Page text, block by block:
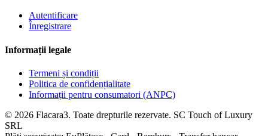
Autentificare
Înregistrare
Informații legale
Termeni și condiții
Politica de confidențialitate
Informații pentru consumatori (ANPC)
© 2026 Flacara3. Toate drepturile rezervate. SC Touch of Luxury
SRL